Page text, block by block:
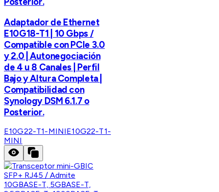
Adaptador de Ethernet
E10G18-T1 | 10 Gbps /
Compatible con PCIe 3.0
y 2.0 | Autonegociación
de 4 u 8 Canales | Perfil
Bajo y Altura Completa |
Compatibilidad con
Synology DSM 6.1.7 o
Posterior.
E10G22-T1-MINIE10G22-T1-
MINI